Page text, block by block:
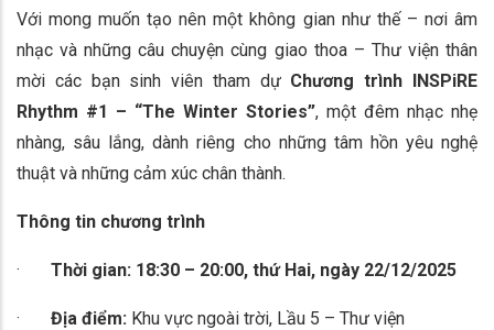
Với mong muốn tạo nên một không gian như thế – nơi âm
nhạc và những câu chuyện cùng giao thoa – Thư viện thân
mời các bạn sinh viên tham dự Chương trình INSPiRE
Rhythm #1 – “The Winter Stories”, một đêm nhạc nhẹ
nhàng, sâu lắng, dành riêng cho những tâm hồn yêu nghệ
thuật và những cảm xúc chân thành.
Thông tin chương trình
· Thời gian: 18:30 – 20:00, thứ Hai, ngày 22/12/2025
· Địa điểm: Khu vực ngoài trời, Lầu 5 – Thư viện